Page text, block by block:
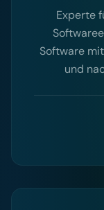
Experte
Software
und